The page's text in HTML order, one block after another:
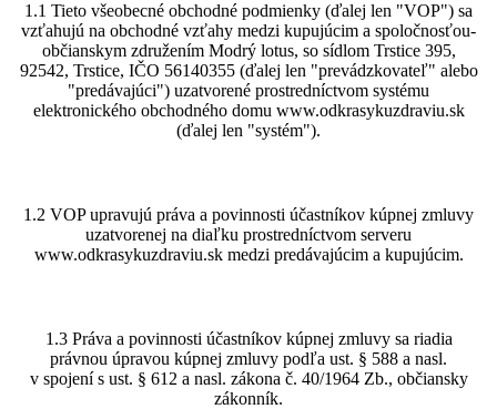
1.1 Tieto všeobecné obchodné podmienky (ďalej len "VOP") sa
vzťahujú na obchodné vzťahy medzi kupujúcim a spoločnosťou-
občianskym združením Modrý lotus, so sídlom Trstice 395,
92542, Trstice, IČO 56140355 (ďalej len "prevádzkovateľ" alebo
"predávajúci") uzatvorené prostredníctvom systému
elektronického obchodného domu www.odkrasykuzdraviu.sk
(ďalej len "systém").
1.2 VOP upravujú práva a povinnosti účastníkov kúpnej zmluvy
uzatvorenej na diaľku prostredníctvom serveru
www.odkrasykuzdraviu.sk medzi predávajúcim a kupujúcim.
1.3 Práva a povinnosti účastníkov kúpnej zmluvy sa riadia
právnou úpravou kúpnej zmluvy podľa ust. § 588 a nasl.
v spojení s ust. § 612 a nasl. zákona č. 40/1964 Zb., občiansky
zákonník.